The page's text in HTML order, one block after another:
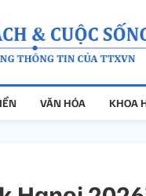
VĂN HÓA KHOA